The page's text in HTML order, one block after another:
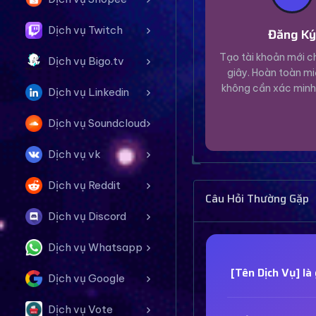
Dịch vụ Twitch
Dịch vụ Bigo.tv
Dịch vụ Linkedin
Dịch vụ Soundcloud
Dịch vụ vk
Dịch vụ Reddit
Dịch vụ Discord
Dịch vụ Whatsapp
Dịch vụ Google
Dịch vụ Vote
Đăng Ký
Tạo tài khoản mới
giây. Hoàn toàn
không cần xác
Câu Hỏi Thường Gặp
[Tên Dịch Vụ] là